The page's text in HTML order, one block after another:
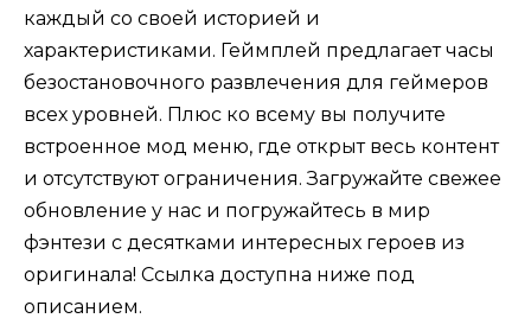
каждый со своей историей и
характеристиками. Геймплей предлагает часы
безостановочного развлечения для геймеров
всех уровней. Плюс ко всему вы получите
встроенное мод меню, где открыт весь контент
и отсутствуют ограничения. Загружайте свежее
обновление у нас и погружайтесь в мир
фэнтези с десятками интересных героев из
оригинала! Ссылка доступна ниже под
описанием.